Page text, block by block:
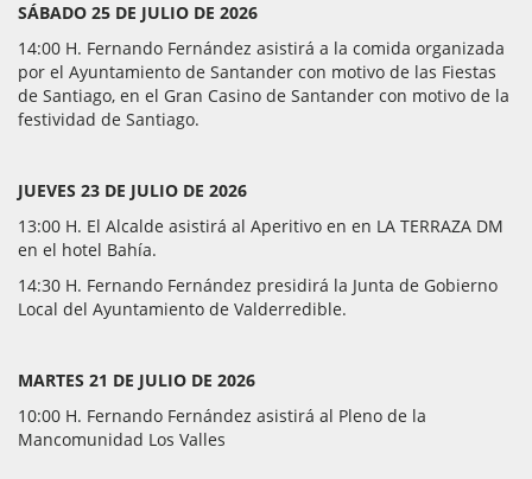
SÁBADO 25 DE JULIO DE 2026
14:00 H. Fernando Fernández asistirá a la comida organizada
por el Ayuntamiento de Santander con motivo de las Fiestas
de Santiago, en el Gran Casino de Santander con motivo de la
festividad de Santiago.
JUEVES 23 DE JULIO DE 2026
13:00 H. El Alcalde asistirá al Aperitivo en en LA TERRAZA DM
en el hotel Bahía.
14:30 H. Fernando Fernández presidirá la Junta de Gobierno
Local del Ayuntamiento de Valderredible.
MARTES 21 DE JULIO DE 2026
10:00 H. Fernando Fernández asistirá al Pleno de la
Mancomunidad Los Valles